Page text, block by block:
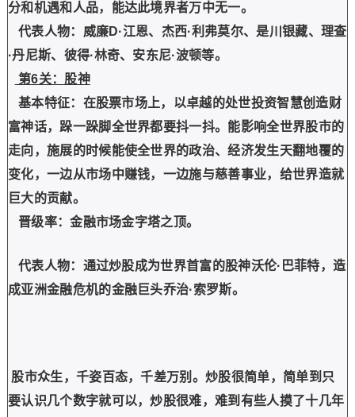
分和机遇和人品，能达此境界者万中无一。
代表人物：威廉D·江恩、杰西·利弗莫尔、是川银藏、理查
·丹尼斯、彼得·林奇、安东尼·波顿等。
第6关：股神
基本特征：在股票市场上，以卓越的处世投资智慧创造财
富神话，跺一跺脚全世界都要抖一抖。能影响全世界股市的
走向，施展的时候能使全世界的政治、经济发生天翻地覆的
变化，一边从市场中赚钱，一边施与慈善事业，给世界造就
巨大的贡献。
晋级率：金融市场金字塔之顶。
代表人物：通过炒股成为世界首富的股神沃伦·巴菲特，造
成亚洲金融危机的金融巨头乔治·索罗斯。
股市众生，千姿百态，千差万别。炒股很简单，简单到只
要认识几个数字就可以，炒股很难，难到有些人摸了十几年